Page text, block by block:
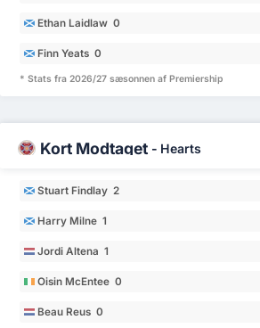
Ethan Laidlaw 0
Finn Yeats 0
* Stats fra 2026/27 sæsonnen af Premiership
Kort Modtaget - Hearts
Stuart Findlay 2
Harry Milne 1
Jordi Altena 1
Oisin McEntee 0
Beau Reus 0